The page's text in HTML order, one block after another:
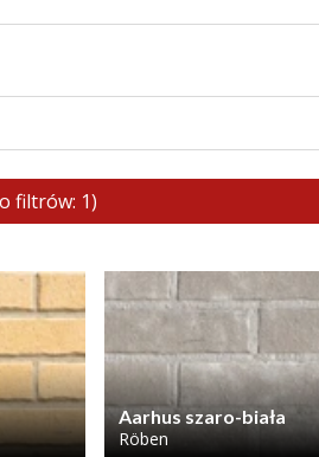
filtrów: 1)
Aarhus szaro-biała
Röben